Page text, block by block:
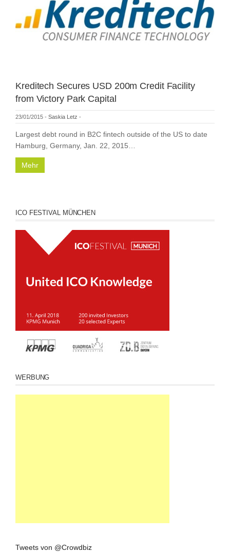
Kreditech Secures USD 200m Credit Facility
from Victory Park Capital
23/01/2015 - Saskia Letz -
Largest debt round in B2C fintech outside of the US to date
Hamburg, Germany, Jan. 22, 2015…
Mehr
ICO FESTIVAL MÜNCHEN
WERBUNG
Tweets von @Crowdbiz